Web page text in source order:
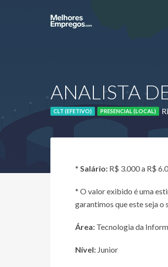
ANALISTA
CLT (EFETIVO) PRESENCIAL (LOCAL)
* Salário: R$ 3.000 a R$
* O valor exibido é uma
garantimos que este seja
Área: Tecnologia da
Nível: Junior